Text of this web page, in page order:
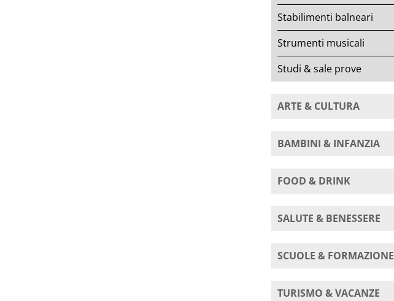
Stabilimenti balneari
Strumenti musicali
Studi & sale prove
ARTE & CULTURA
BAMBINI & INFANZIA
FOOD & DRINK
SALUTE & BENESSERE
SCUOLE & FORMAZIONE
TURISMO & VACANZE